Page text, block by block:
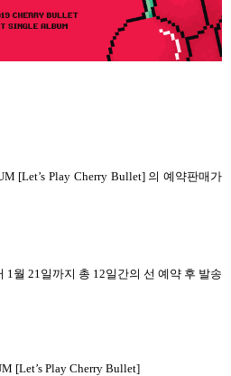
[Let’s Play Cherry Bullet] 의 예약판매가
1 월 21 일까지 총 12일간의 선 예약 후 발송
[Let’s Play Cherry Bullet]